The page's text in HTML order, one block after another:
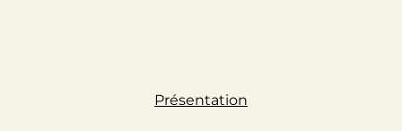
Présentation